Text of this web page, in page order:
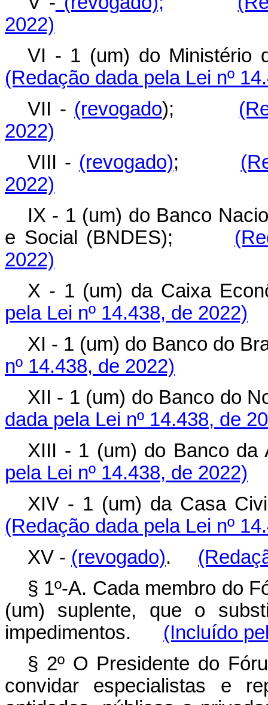
2022)
VI - 1 (um) do
(Redação dada pela Lei nº
VII - (revogado);
2022)
VIII - (revogado);
2022)
IX - 1 (um) do Banco
e Social (BNDES);
2022)
X - 1 (um) da Caixa
pela Lei nº 14.438, de 2022)
XI - 1 (um) do Banco do
nº 14.438, de 2022)
XII - 1 (um) do Banco
dada pela Lei nº 14.438, de
XIII - 1 (um) do Banco
pela Lei nº 14.438, de 2022)
XIV - 1 (um) da Casa
(Redação dada pela Lei nº
XV - (revogado).
§ 1º-A. Cada membro do
(um) suplente, que o
impedimentos. (Incluído
§ 2º O Presidente do
convidar especialistas e